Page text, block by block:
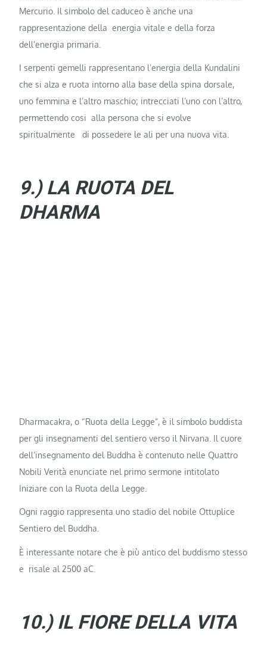
Mercurio. Il simbolo del caduceo è anche una
rappresentazione della energia vitale e della forza
dell’energia primaria.
I serpenti gemelli rappresentano l’energia della Kundalini
che si alza e ruota intorno alla base della spina dorsale,
uno femmina e l’altro maschio; intrecciati l’uno con l’altro,
permettendo cosi alla persona che si evolve
spiritualmente di possedere le ali per una nuova vita.
9.) LA RUOTA DEL
DHARMA
Dharmacakra, o “Ruota della Legge”, è il simbolo buddista
per gli insegnamenti del sentiero verso il Nirvana. Il cuore
dell’insegnamento del Buddha è contenuto nelle Quattro
Nobili Verità enunciate nel primo sermone intitolato
Iniziare con la Ruota della Legge.
Ogni raggio rappresenta uno stadio del nobile Ottuplice
Sentiero del Buddha.
È interessante notare che è più antico del buddismo stesso
e risale al 2500 aC.
10.) IL FIORE DELLA VITA